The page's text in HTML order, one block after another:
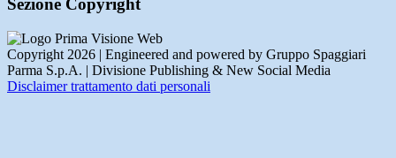
Sezione Copyright
Copyright 2026 | Engineered and powered by Gruppo Spaggiari
Parma S.p.A. | Divisione Publishing & New Social Media
Disclaimer trattamento dati personali